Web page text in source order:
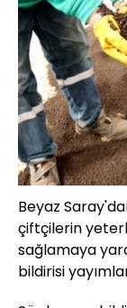
Beyaz
çiftçilerin
sağlamaya
bildirisi